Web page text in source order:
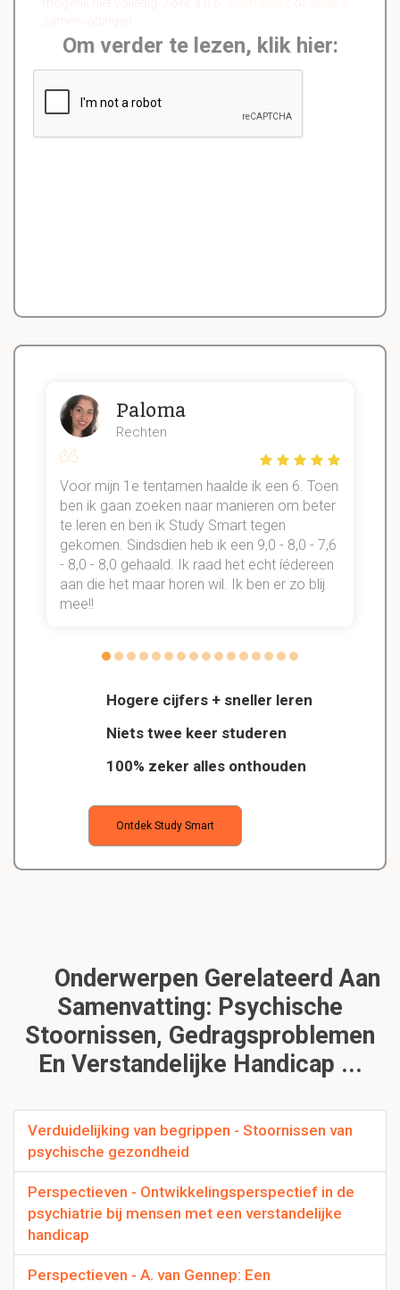
Om verder te lezen, klik hier:
Hogere cijfers + sneller leren
Niets twee keer studeren
100% zeker alles onthouden
Ontdek Study Smart
Paloma
Rechten
Voor mijn 1e tentamen haalde ik een 6. Toen
ben ik gaan zoeken naar manieren om beter
te leren en ben ik Study Smart tegen
gekomen. Sindsdien heb ik een 9,0 - 8,0 - 7,6
- 8,0 - 8,0 gehaald. Ik raad het echt íédereen
aan die het maar horen wil. Ik ben er zo blij
mee!!
Onderwerpen Gerelateerd Aan
Samenvatting: Psychische
Stoornissen, Gedragsproblemen
En Verstandelijke Handicap ...
Verduidelijking van begrippen - Stoornissen van
psychische gezondheid
Perspectieven - Ontwikkelingsperspectief in de
psychiatrie bij mensen met een verstandelijke
handicap
Perspectieven - A. van Gennep: Een